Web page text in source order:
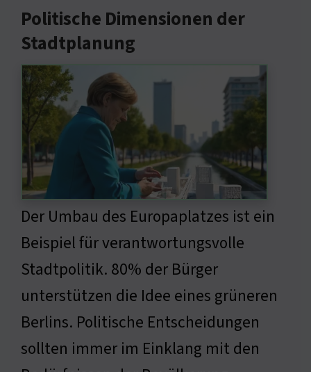
Politische Dimensionen der
Stadtplanung
Der Umbau des Europaplatzes ist ein
Beispiel für verantwortungsvolle
Stadtpolitik. 80% der Bürger
unterstützen die Idee eines grüneren
Berlins. Politische Entscheidungen
sollten immer im Einklang mit den